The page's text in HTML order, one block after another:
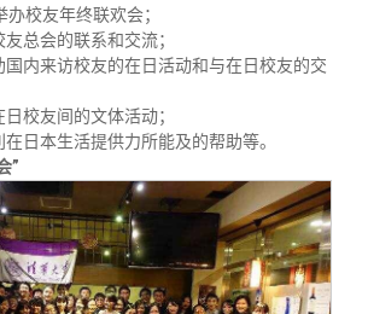
联系我们
校友年终联欢会；
总会的联系和交流；
内来访校友的在日活动和与在日校友的交
校友间的文体活动；
日本生活提供力所能及的帮助等。
”